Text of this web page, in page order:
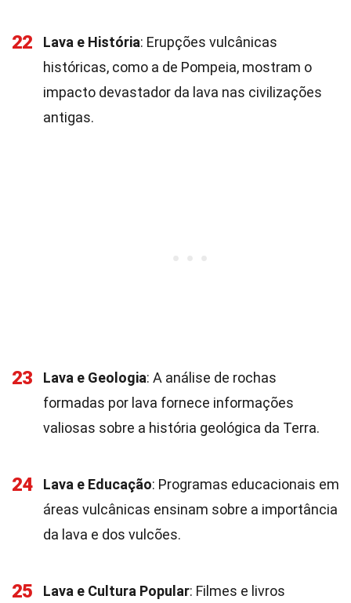
22 Lava e História: Erupções vulcânicas
históricas, como a de Pompeia, mostram o
impacto devastador da lava nas civilizações
antigas.
23 Lava e Geologia: A análise de rochas
formadas por lava fornece informações
valiosas sobre a história geológica da Terra.
24 Lava e Educação: Programas educacionais em
áreas vulcânicas ensinam sobre a importância
da lava e dos vulcões.
25 Lava e Cultura Popular: Filmes e livros